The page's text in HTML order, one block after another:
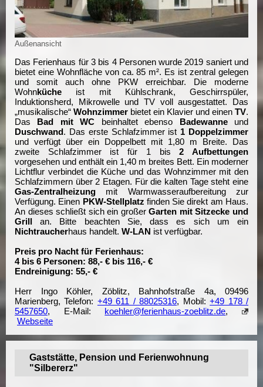
Außenansicht
Das Ferienhaus für 3 bis 4 Personen wurde 2019 saniert und
bietet eine Wohnfläche von ca. 85 m². Es ist zentral gelegen
und somit auch ohne PKW erreichbar. Die moderne
Wohnküche ist mit Kühlschrank, Geschirrspüler,
Induktionsherd, Mikrowelle und TV voll ausgestattet. Das
„musikalische“ Wohnzimmer bietet ein Klavier und einen TV.
Das Bad mit WC beinhaltet ebenso Badewanneund
Duschwand. Das erste Schlafzimmer ist 1 Doppelzimmer
und verfügt über ein Doppelbett mit 1,80 m Breite. Das
zweite Schlafzimmer ist für 1 bis2 Aufbettungen
vorgesehen und enthält ein 1,40 m breites Bett. Ein moderner
Lichtflur verbindet die Küche und das Wohnzimmer mit den
Schlafzimmern über 2 Etagen. Für die kalten Tage steht eine
Gas-Zentralheizung mit Warmwasseraufbereitung zur
Verfügung. Einen PKW-Stellplatz finden Sie direkt am Haus.
An dieses schließt sich ein großerGarten mit Sitzecke und
Grill an. Bitte beachten Sie, dass es sich um ein
Nichtraucherhaus handelt. W-LAN ist verfügbar.
Preis pro Nacht für Ferienhaus:
4 bis 6 Personen: 88,- € bis 116,- €
Endreinigung: 55,- €
Herr Ingo Köhler, Zöblitz, Bahnhofstraße 4a, 09496
Marienberg, Telefon: +49 611 / 88025316, Mobil:+49 178 /
5457650, E-Mail: koehler@ferienhaus-zoeblitz.de,
Webseite
Gaststätte, Pension und Ferienwohnung
"Silbererz"